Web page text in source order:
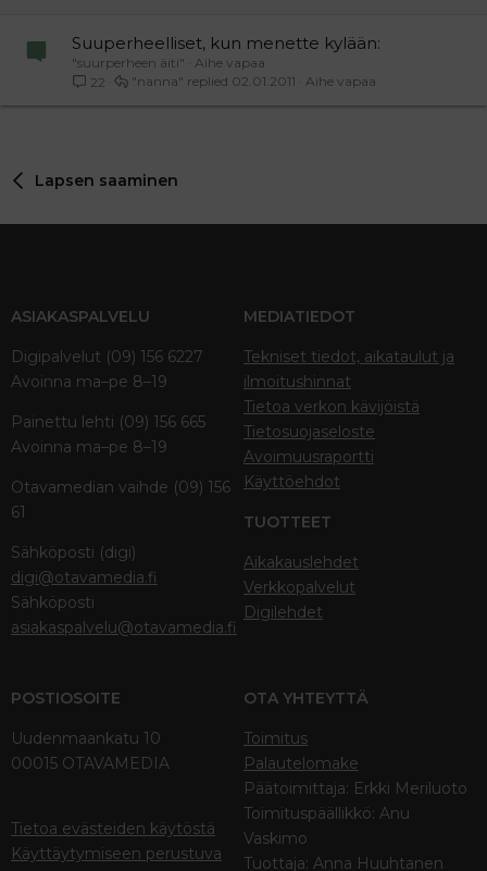
Suuperheelliset, kun menette kylään:
"suurperheen äiti"
Aihe vapaa
22
Aihe vapaa
02.01.2011
"nanna"
Lapsen saaminen
ASIAKASPALVELU
Digipalvelut (09) 156 6227
Avoinna ma–pe 8–19
Painettu lehti (09) 156 665
Avoinna ma–pe 8–19
Otavamedian vaihde (09) 156
61
Sähköposti (digi)
digi@otavamedia.fi
Sähköposti
asiakaspalvelu@otavamedia.fi
MEDIATIEDOT
Tekniset tiedot, aikataulut ja
ilmoitushinnat
Tietoa verkon kävijöistä
Tietosuojaseloste
Avoimuusraportti
Käyttöehdot
TUOTTEET
Aikakauslehdet
Verkkopalvelut
Digilehdet
POSTIOSOITE
Uudenmaankatu 10
00015 OTAVAMEDIA
Tietoa evästeiden käytöstä
Käyttäytymiseen perustuva
OTA YHTEYTTÄ
Toimitus
Palautelomake
Päätoimittaja: Erkki Meriluoto
Toimituspäällikkö: Anu
Vaskimo
Tuottaja: Anna Huuhtanen